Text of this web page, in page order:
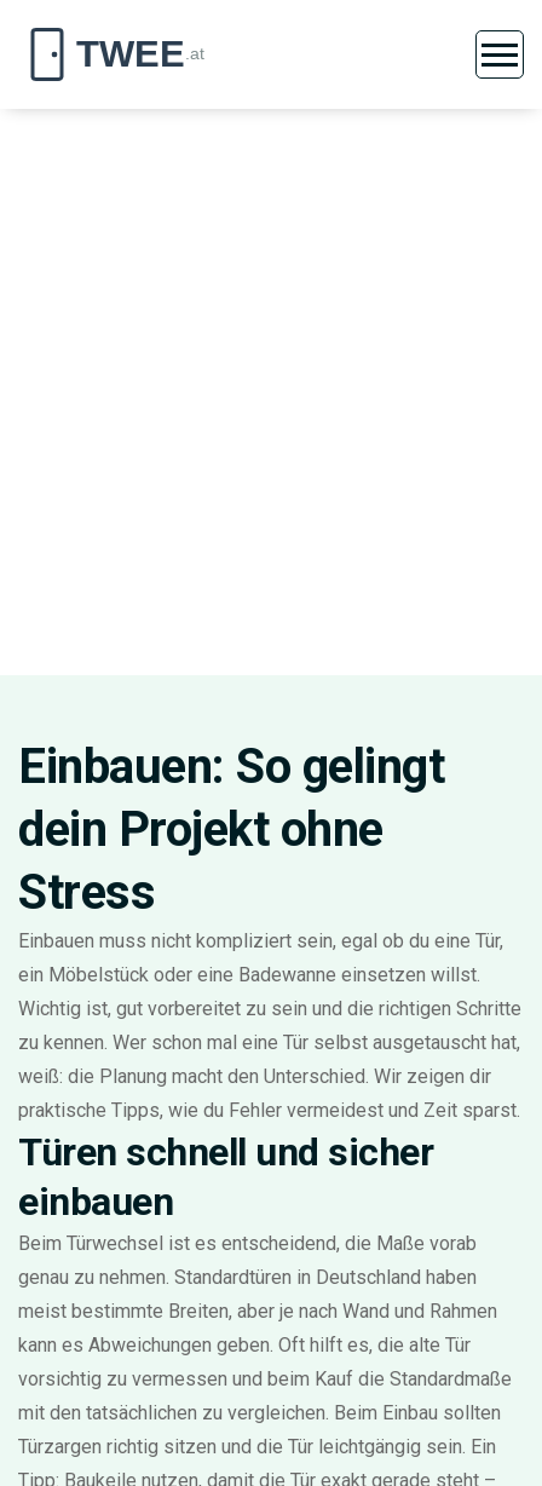
Einbauen: So gelingt
dein Projekt ohne
Stress
Einbauen muss nicht kompliziert sein, egal ob du eine Tür,
ein Möbelstück oder eine Badewanne einsetzen willst.
Wichtig ist, gut vorbereitet zu sein und die richtigen Schritte
zu kennen. Wer schon mal eine Tür selbst ausgetauscht hat,
weiß: die Planung macht den Unterschied. Wir zeigen dir
praktische Tipps, wie du Fehler vermeidest und Zeit sparst.
Türen schnell und sicher
einbauen
Beim Türwechsel ist es entscheidend, die Maße vorab
genau zu nehmen. Standardtüren in Deutschland haben
meist bestimmte Breiten, aber je nach Wand und Rahmen
kann es Abweichungen geben. Oft hilft es, die alte Tür
vorsichtig zu vermessen und beim Kauf die Standardmaße
mit den tatsächlichen zu vergleichen. Beim Einbau sollten
Türzargen richtig sitzen und die Tür leichtgängig sein. Ein
Tipp: Baukeile nutzen, damit die Tür exakt gerade steht –